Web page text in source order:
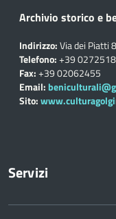
Archivio storico e
Indirizzo:Via dei Piatti
Telefono:+39
Fax:+39 02062455
Email:
Sito:
Servizi